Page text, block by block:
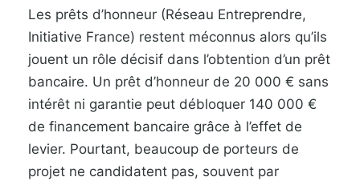
Les prêts d’honneur (Réseau Entreprendre,
Initiative France) restent méconnus alors qu’ils
jouent un rôle décisif dans l’obtention d’un prêt
bancaire. Un prêt d’honneur de 20 000 € sans
intérêt ni garantie peut débloquer 140 000 €
de financement bancaire grâce à l’effet de
levier. Pourtant, beaucoup de porteurs de
projet ne candidatent pas, souvent par